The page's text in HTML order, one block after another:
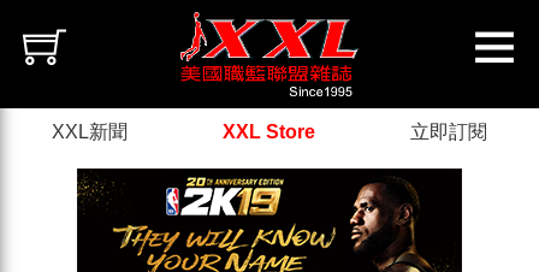
XXL新聞 XXL Store 立即訂閱